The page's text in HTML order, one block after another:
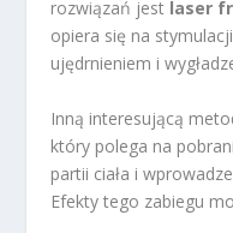
rozwiązań jest laser
opiera się na
ujędrnieniem i
Inną interesującą
który polega na
partii ciała i
Efekty tego zabiegu